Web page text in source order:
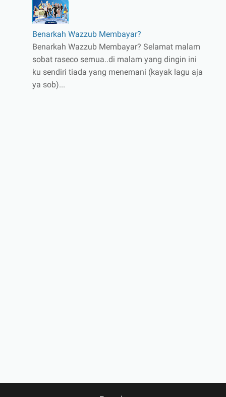
Benarkah Wazzub Membayar?
Benarkah Wazzub Membayar? Selamat malam
sobat raseco semua..di malam yang dingin ini
ku sendiri tiada yang menemani (kayak lagu aja
ya sob)...